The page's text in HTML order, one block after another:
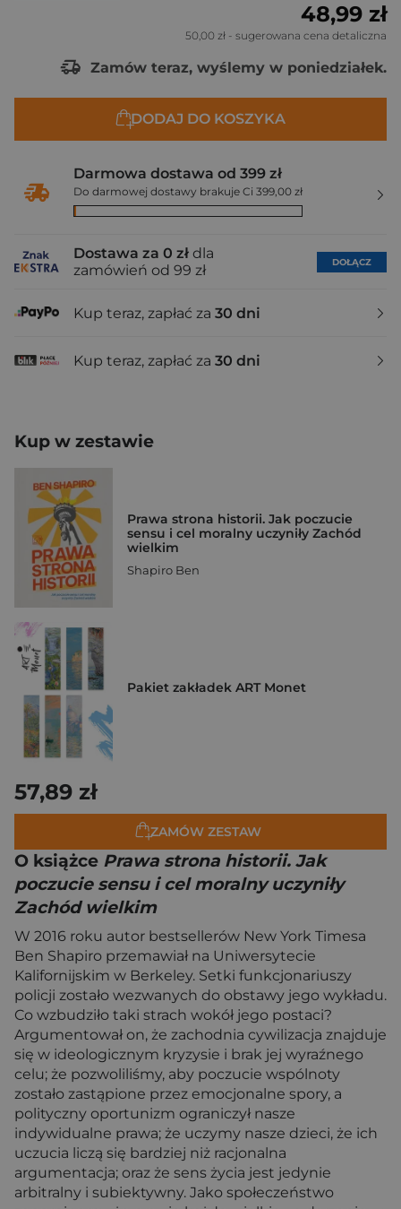
48,99 zł
50,00 zł - sugerowana cena detaliczna
Zamów teraz, wyślemy w poniedziałek.
DODAJ DO KOSZYKA
Darmowa dostawa od 399 zł
Do darmowej dostawy brakuje Ci 399,00 zł
Dostawa za 0 zł dla
zamówień od 99 zł
DOŁĄCZ
Kup teraz, zapłać za 30 dni
Kup teraz, zapłać za 30 dni
Kup w zestawie
Prawa strona historii. Jak poczucie
sensu i cel moralny uczyniły Zachód
wielkim
Shapiro Ben
Pakiet zakładek ART Monet
57,89 zł
ZAMÓW ZESTAW
O książce Prawa strona historii. Jak
poczucie sensu i cel moralny uczyniły
Zachód wielkim
W 2016 roku autor bestsellerów New York Timesa
Ben Shapiro przemawiał na Uniwersytecie
Kalifornijskim w Berkeley. Setki funkcjonariuszy
policji zostało wezwanych do obstawy jego wykładu.
Co wzbudziło taki strach wokół jego postaci?
Argumentował on, że zachodnia cywilizacja znajduje
się w ideologicznym kryzysie i brak jej wyraźnego
celu; że pozwoliliśmy, aby poczucie wspólnoty
zostało zastąpione przez emocjonalne spory, a
polityczny oportunizm ograniczył nasze
indywidualne prawa; że uczymy nasze dzieci, że ich
uczucia liczą się bardziej niż racjonalna
argumentacja; oraz że sens życia jest jedynie
arbitralny i subiektywny. Jako społeczeństwo